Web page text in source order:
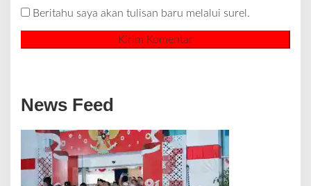
Beritahu saya akan tulisan baru melalui surel.
News Feed